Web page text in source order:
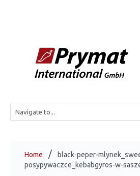
Home
black-peper-
posypywaczce_kebabgyros-w-